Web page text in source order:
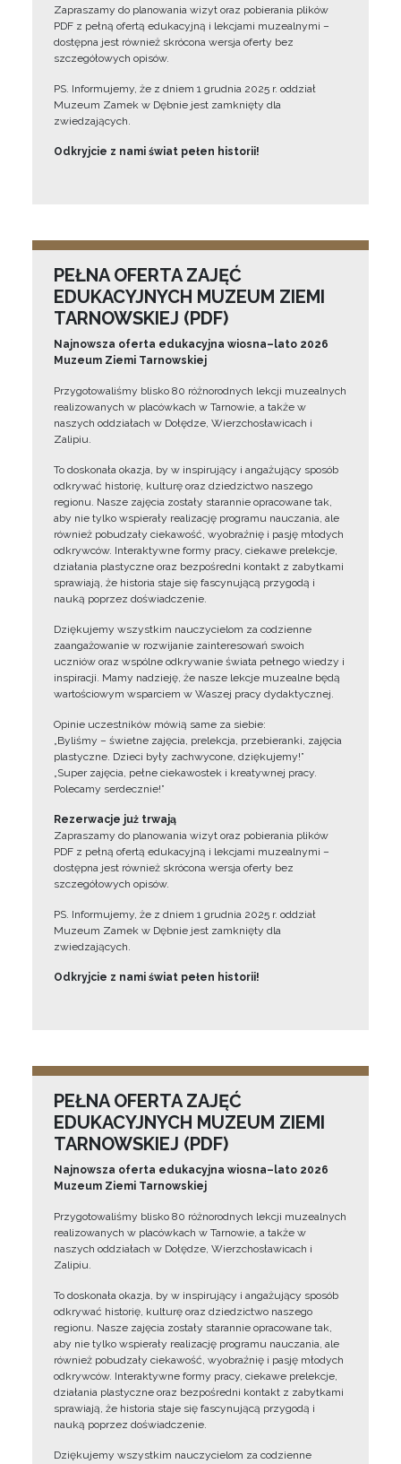
Zapraszamy do planowania wizyt oraz pobierania plików
PDF z pełną ofertą edukacyjną i lekcjami muzealnymi –
dostępna jest również skrócona wersja oferty bez
szczegółowych opisów.
PS. Informujemy, że z dniem 1 grudnia 2025 r. oddział
Muzeum Zamek w Dębnie jest zamknięty dla
zwiedzających.
Odkryjcie z nami świat pełen historii!
PEŁNA OFERTA ZAJĘĆ
EDUKACYJNYCH MUZEUM ZIEMI
TARNOWSKIEJ (PDF)
Najnowsza oferta edukacyjna wiosna–lato 2026
Muzeum Ziemi Tarnowskiej
Przygotowaliśmy blisko 80 różnorodnych lekcji muzealnych
realizowanych w placówkach w Tarnowie, a także w
naszych oddziałach w Dołędze, Wierzchosławicach i
Zalipiu.
To doskonała okazja, by w inspirujący i angażujący sposób
odkrywać historię, kulturę oraz dziedzictwo naszego
regionu. Nasze zajęcia zostały starannie opracowane tak,
aby nie tylko wspierały realizację programu nauczania, ale
również pobudzały ciekawość, wyobraźnię i pasję młodych
odkrywców. Interaktywne formy pracy, ciekawe prelekcje,
działania plastyczne oraz bezpośredni kontakt z zabytkami
sprawiają, że historia staje się fascynującą przygodą i
nauką poprzez doświadczenie.
Dziękujemy wszystkim nauczycielom za codzienne
zaangażowanie w rozwijanie zainteresowań swoich
uczniów oraz wspólne odkrywanie świata pełnego wiedzy i
inspiracji. Mamy nadzieję, że nasze lekcje muzealne będą
wartościowym wsparciem w Waszej pracy dydaktycznej.
Opinie uczestników mówią same za siebie:
„Byliśmy – świetne zajęcia, prelekcja, przebieranki, zajęcia
plastyczne. Dzieci były zachwycone, dziękujemy!”
„Super zajęcia, pełne ciekawostek i kreatywnej pracy.
Polecamy serdecznie!”
Rezerwacje już trwają
Zapraszamy do planowania wizyt oraz pobierania plików
PDF z pełną ofertą edukacyjną i lekcjami muzealnymi –
dostępna jest również skrócona wersja oferty bez
szczegółowych opisów.
PS. Informujemy, że z dniem 1 grudnia 2025 r. oddział
Muzeum Zamek w Dębnie jest zamknięty dla
zwiedzających.
Odkryjcie z nami świat pełen historii!
PEŁNA OFERTA ZAJĘĆ
EDUKACYJNYCH MUZEUM ZIEMI
TARNOWSKIEJ (PDF)
Najnowsza oferta edukacyjna wiosna–lato 2026
Muzeum Ziemi Tarnowskiej
Przygotowaliśmy blisko 80 różnorodnych lekcji muzealnych
realizowanych w placówkach w Tarnowie, a także w
naszych oddziałach w Dołędze, Wierzchosławicach i
Zalipiu.
To doskonała okazja, by w inspirujący i angażujący sposób
odkrywać historię, kulturę oraz dziedzictwo naszego
regionu. Nasze zajęcia zostały starannie opracowane tak,
aby nie tylko wspierały realizację programu nauczania, ale
również pobudzały ciekawość, wyobraźnię i pasję młodych
odkrywców. Interaktywne formy pracy, ciekawe prelekcje,
działania plastyczne oraz bezpośredni kontakt z zabytkami
sprawiają, że historia staje się fascynującą przygodą i
nauką poprzez doświadczenie.
Dziękujemy wszystkim nauczycielom za codzienne